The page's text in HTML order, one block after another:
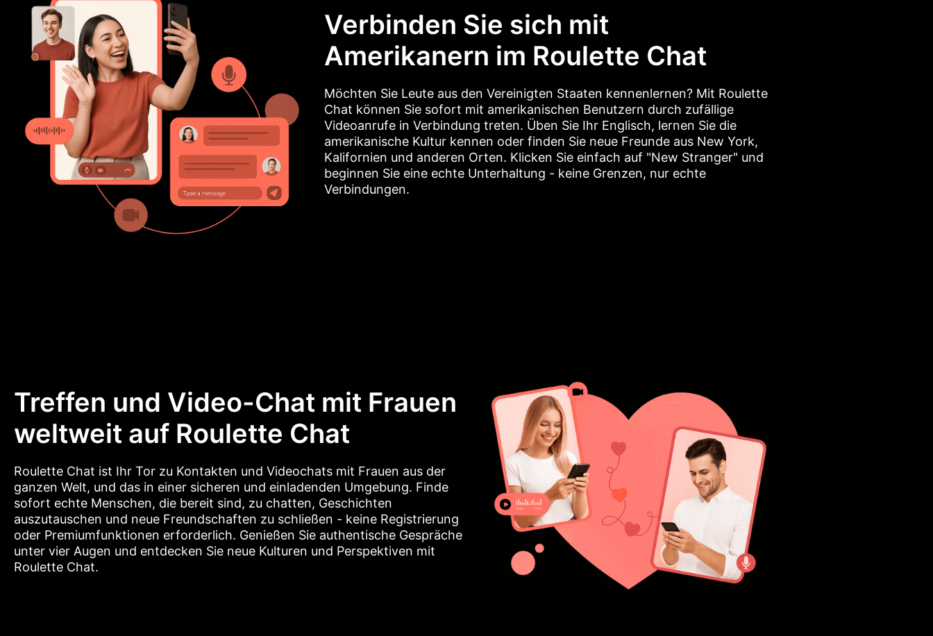
Verbinden Sie sich mit
Amerikanern im Roulette Chat
Möchten Sie Leute aus den Vereinigten Staaten kennenlernen? Mit Roulette
Chat können Sie sofort mit amerikanischen Benutzern durch zufällige
Videoanrufe in Verbindung treten. Üben Sie Ihr Englisch, lernen Sie die
amerikanische Kultur kennen oder finden Sie neue Freunde aus New York,
Kalifornien und anderen Orten. Klicken Sie einfach auf "New Stranger" und
beginnen Sie eine echte Unterhaltung - keine Grenzen, nur echte
Verbindungen.
Treffen und Video-Chat mit Frauen
weltweit auf Roulette Chat
Roulette Chat ist Ihr Tor zu Kontakten und Videochats mit Frauen aus der
ganzen Welt, und das in einer sicheren und einladenden Umgebung. Finde
sofort echte Menschen, die bereit sind, zu chatten, Geschichten
auszutauschen und neue Freundschaften zu schließen - keine Registrierung
oder Premiumfunktionen erforderlich. Genießen Sie authentische Gespräche
unter vier Augen und entdecken Sie neue Kulturen und Perspektiven mit
Roulette Chat.